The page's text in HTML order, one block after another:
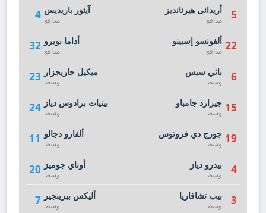
4 آيتور باريديس
مدافع
32 أداما بويرو
مدافع
23 ميكيل جاريجزار
وسط
24 بينيات برادوس دياز
وسط
11 ألفارو دجالو
وسط
20 أوناي جوميز
وسط
7 أليكس بيرينجير
وسط
5 أريدانى هيرنانديز
مدافع
22 ألفونسو إسبينو
مدافع
6 باثي سيس
وسط
15 جيرارد جامباو
وسط
19 جورج دي فروتوس
وسط
4 بيدرو دياز
وسط
3 بيب تشافاريا
وسط